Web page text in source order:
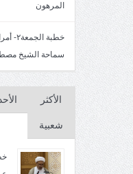
المرهون
سماحة الشيخ
الأكثر
شعبية